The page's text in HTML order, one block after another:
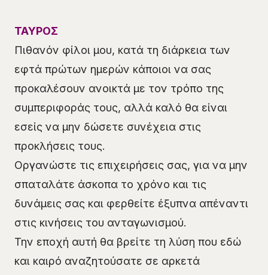
ΤΑΥΡΟΣ
Πιθανόν φίλοι μου, κατά τη διάρκεια των
εφτά πρώτων ημερών κάποιοι να σας
προκαλέσουν ανοικτά με τον τρόπο της
συμπεριφοράς τους, αλλά καλό θα είναι
εσείς να μην δώσετε συνέχεια στις
προκλήσεις τους.
Οργανώστε τις επιχειρήσεις σας, για να μην
σπαταλάτε άσκοπα το χρόνο και τις
δυνάμεις σας και φερθείτε έξυπνα απέναντι
στις κινήσεις του ανταγωνισμού.
Την εποχή αυτή θα βρείτε τη λύση που εδώ
και καιρό αναζητούσατε σε αρκετά